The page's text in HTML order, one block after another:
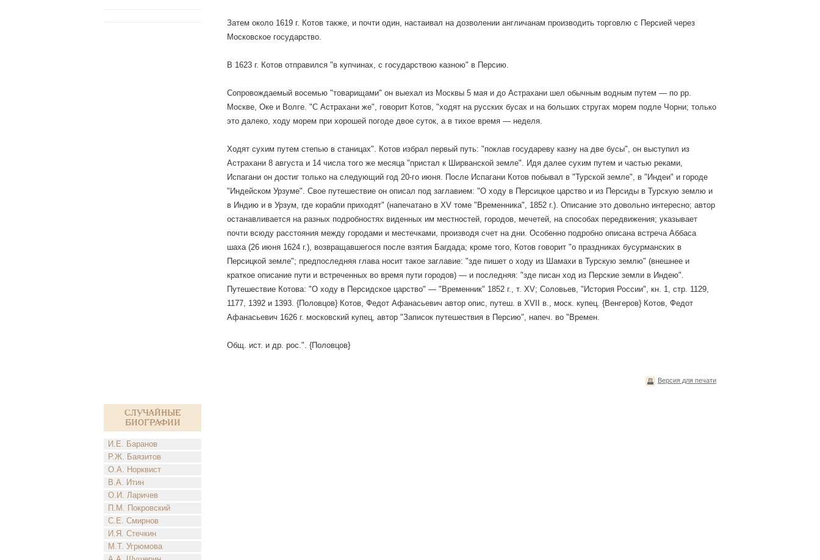
Случайные
биографии
И.Е. Баранов
Р.Ж. Баязитов
О.А. Норквист
В.А. Итин
О.И. Ларичев
П.М. Покровский
С.Е. Смирнов
И.Я. Стечкин
М.Т. Угрюмова
Затем около 1619 г. Котов также, и почти один, настаивал на дозволении англичанам производить торговлю с Персией через
Московское государство.
В 1623 г. Котов отправился "в купчинах, с государствою казною" в Персию.
Сопровождаемый восемью "товарищами" он выехал из Москвы 5 мая и до Астрахани шел обычным водным путем — по pр.
Москве, Оке и Волге. "С Астрахани же", говорит Котов, "ходят на русских бусах и на больших стругах морем подле Чорни; только
это далеко, ходу морем при хорошей погоде двое суток, а в тихое время — неделя.
Ходят сухим путем степью в станицах". Котов избрал первый путь: "поклав государеву казну на две бусы", он выступил из
Астрахани 8 августа и 14 числа того же месяца "пристал к Ширванской земле". Идя далее сухим путем и частью реками,
Испагани он достиг только на следующий год 20-го июня. После Испагани Котов побывал в "Турской земле", в "Индеи" и городе
"Индейском Урзуме". Свое путешествие он описал под заглавием: "О ходу в Персицкое царство и из Персиды в Турскую землю и
в Индию и в Урзум, где корабли приходят" (напечатано в ХV томе "Временника", 1852 г.). Описание это довольно интересно; автор
останавливается на разных подробностях виденных им местностей, городов, мечетей, на способах передвижения; указывает
почти всюду расстояния между городами и местечками, производя счет на дни. Особенно подробно описана встреча Аббаса
шаха (26 июня 1624 г.), возвращавшегося после взятия Багдада; кроме того, Котов говорит "о праздниках бусурманских в
Персицкой земле"; предпоследняя глава носит такое заглавие: "зде пишет о ходу из Шамахи в Турскую землю" (внешнее и
краткое описание пути и встреченных во время пути городов) — и последняя: "зде писан ход из Перские земли в Индею".
Путешествие Котова: "О ходу в Персидское царство" — "Временник" 1852 г., т. ХV; Соловьев, "История России", кн. 1, стр. 1129,
1177, 1392 и 1393. {Половцов} Котов, Федот Афанасьевич автор опис, путеш. в XVII в., моск. купец. {Венгеров} Котов, Федот
Афанасьевич 1626 г. московский купец, автор "Записок путешествия в Персию", напеч. во "Времен.
Общ. ист. и др. рос.". {Половцов}
Версия для печати